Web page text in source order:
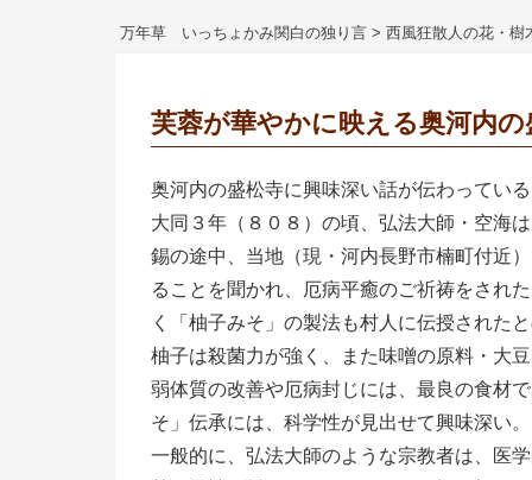
万年草 いっちょかみ関白の独り言 > 西風狂散人の花・樹
芙蓉が華やかに映える奥河内の
奥河内の盛松寺に興味深い話が伝わっている
大同３年（８０８）の頃、弘法大師・空海
錫の途中、当地（現・河内長野市楠町付近
ることを聞かれ、厄病平癒のご祈祷をされ
く「柚子みそ」の製法も村人に伝授されたと
柚子は殺菌力が強く、また味噌の原料・大
弱体質の改善や厄病封じには、最良の食材
そ」伝承には、科学性が見出せて興味深い。
一般的に、弘法大師のような宗教者は、医